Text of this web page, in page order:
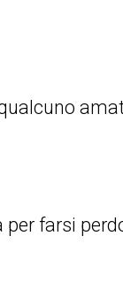
farsi